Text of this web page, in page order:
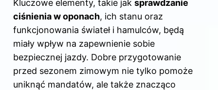
Kluczowe elementy, takie jak sprawdzanie
ciśnienia w oponach, ich stanu oraz
funkcjonowania świateł i hamulców, będą
miały wpływ na zapewnienie sobie
bezpiecznej jazdy. Dobre przygotowanie
przed sezonem zimowym nie tylko pomoże
uniknąć mandatów, ale także znacząco